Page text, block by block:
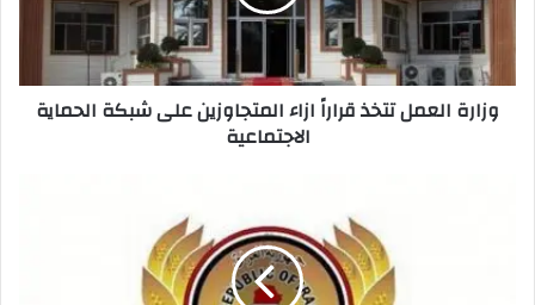
المتجاوزين
شبكة
الحماية
الاجتماعية
وزارة العمل تتخذ قراراً ازاء المتجاوزين على شبكة الحماية
الاجتماعية